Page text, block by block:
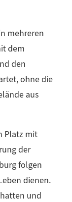
mehreren
dem
den
ohne die
aus
Platz mit
der
folgen
dienen.
und